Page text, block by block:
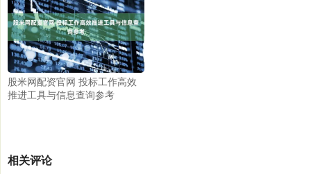
股米网配资官网 投标工作高效
推进工具与信息查询参考
相关评论